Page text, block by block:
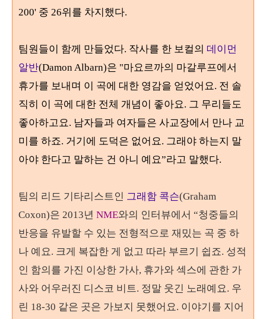
200' 중 26위를 차지했다.
팀원들이 함께 만들었다. 작사를 한 보컬의 데이먼
알반(Damon Albarn)은 "마요르까의 마갈루프에서
휴가를 보내며 이 곡에 대한 영감을 얻었어요. 전 솔
직히 이 곡에 대한 전체 개념이 좋아요. 그 무리들도
좋아하고요. 남자들과 여자들은 사교장에서 만나 교
미를 하죠. 거기에 도덕은 없어요. 그래야 하는지 말
아야 한다고 말하는 건 아니 예요”라고 말했다.
팀의 리드 기타리스트인 그래함 콕슨(Graham
Coxon)은 2013년 NME와의 인터뷰에서 “청중들의
반응을 유발할 수 있는 전형적으로 재밌는 곡 중 하
나 예요. 크게 복잡한 게 없고 따라 부르기 쉽죠. 성적
인 함의를 가진 이상한 가사, 휴가와 섹스에 관한 가
사와 어우러진 디스코 비트. 정말 웃긴 노래예요. 우
린 18-30 같은 곳은 가보지 못했어요. 이야기를 지어